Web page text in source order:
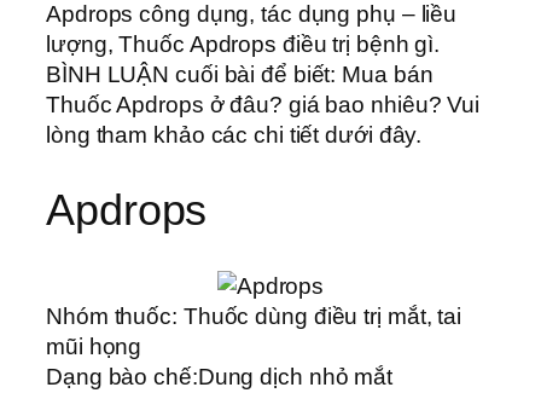
Apdrops công dụng, tác dụng phụ – liều
lượng, Thuốc Apdrops điều trị bệnh gì.
BÌNH LUẬN cuối bài để biết: Mua bán
Thuốc Apdrops ở đâu? giá bao nhiêu? Vui
lòng tham khảo các chi tiết dưới đây.
Apdrops
Nhóm thuốc: Thuốc dùng điều trị mắt, tai
mũi họng
Dạng bào chế:Dung dịch nhỏ mắt